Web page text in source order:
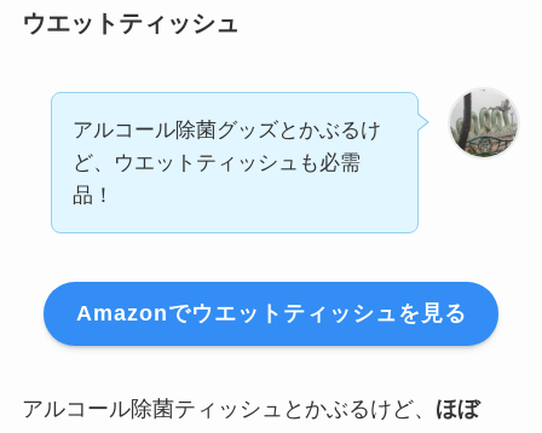
ウエットティッシュ
アルコール除菌グッズとかぶるけ
ど、ウエットティッシュも必需
品！
Amazonでウエットティッシュを見る
アルコール除菌ティッシュとかぶるけど、 ほぼ